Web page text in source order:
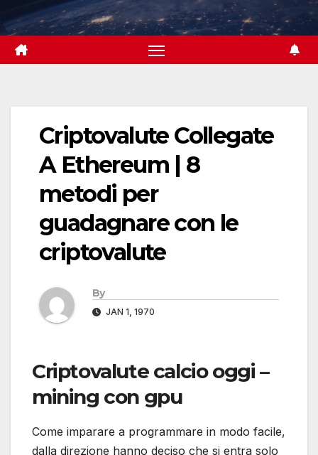
to
content
Criptovalute Collegate
A Ethereum | 8
metodi per
guadagnare con le
criptovalute
By
JAN 1, 1970
Criptovalute calcio oggi –
mining con gpu
Come imparare a programmare in modo facile,
dalla direzione hanno deciso che si entra solo